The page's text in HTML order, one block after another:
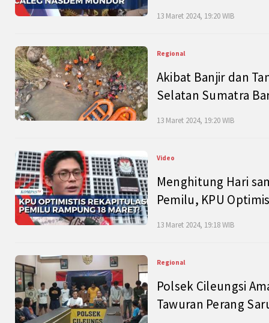
13 Maret 2024, 19:20 WIB
Regional
Akibat Banjir dan
Selatan Sumatra
13 Maret 2024, 19:20 WIB
Video
Menghitung Hari
Pemilu, KPU
13 Maret 2024, 19:18 WIB
Regional
Polsek Cileungsi
Tawuran Perang